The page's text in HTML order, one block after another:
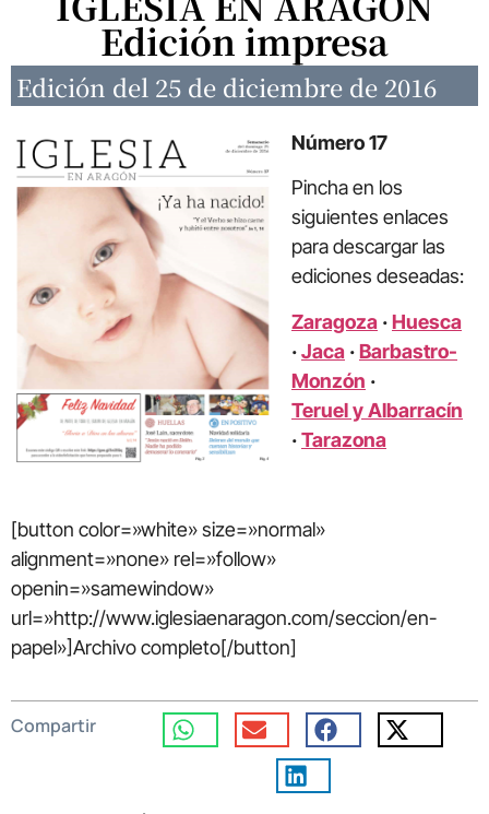
Edición impresa
Edición del 25 de diciembre de 2016
Número 17
Pincha en los
siguientes enlaces
para descargar las
ediciones deseadas:
Zaragoza ·Huesca
·Jaca ·Barbastro-
Monzón ·
Teruel y Albarracín
·Tarazona
[button color=»white» size=»normal»
alignment=»none» rel=»follow»
openin=»samewindow»
url=»http://www.iglesiaenaragon.com/seccion/en-
papel»]Archivo completo[/button]
Compartir